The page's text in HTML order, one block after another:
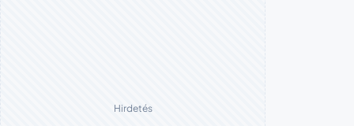
Hirdetés